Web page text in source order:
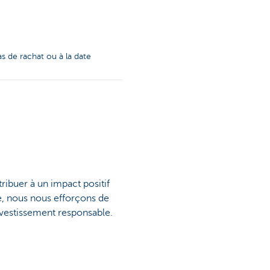
de rachat ou à la date
à un impact positif
nous nous efforçons de
responsable.